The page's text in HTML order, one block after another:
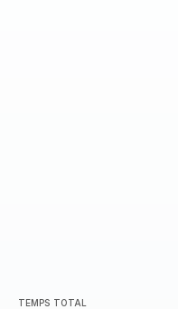
TEMPS TOTAL